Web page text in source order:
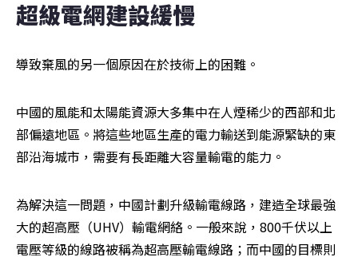
超級電網建設緩慢
導致棄風的另一個原因在於技術上的困難。
中國的風能和太陽能資源大多集中在人煙稀少的西部和北
部偏遠地區。將這些地區生產的電力輸送到能源緊缺的東
部沿海城市，需要有長距離大容量輸電的能力。
為解決這一問題，中國計劃升級輸電線路，建造全球最強
大的超高壓（UHV）輸電網絡。一般來說，800千伏以上
電壓等級的線路被稱為超高壓輸電線路；而中國的目標則